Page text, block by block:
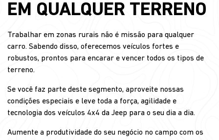
EM QUALQUER TERRENO
Trabalhar em zonas rurais não é missão para qualquer
carro. Sabendo disso, oferecemos veículos fortes e
robustos, prontos para encarar e vencer todos os tipos de
terreno.
Se você faz parte deste segmento, aproveite nossas
condições especiais e leve toda a força, agilidade e
tecnologia dos veículos 4x4 da Jeep para o seu dia a dia.
Aumente a produtividade do seu negócio no campo com os